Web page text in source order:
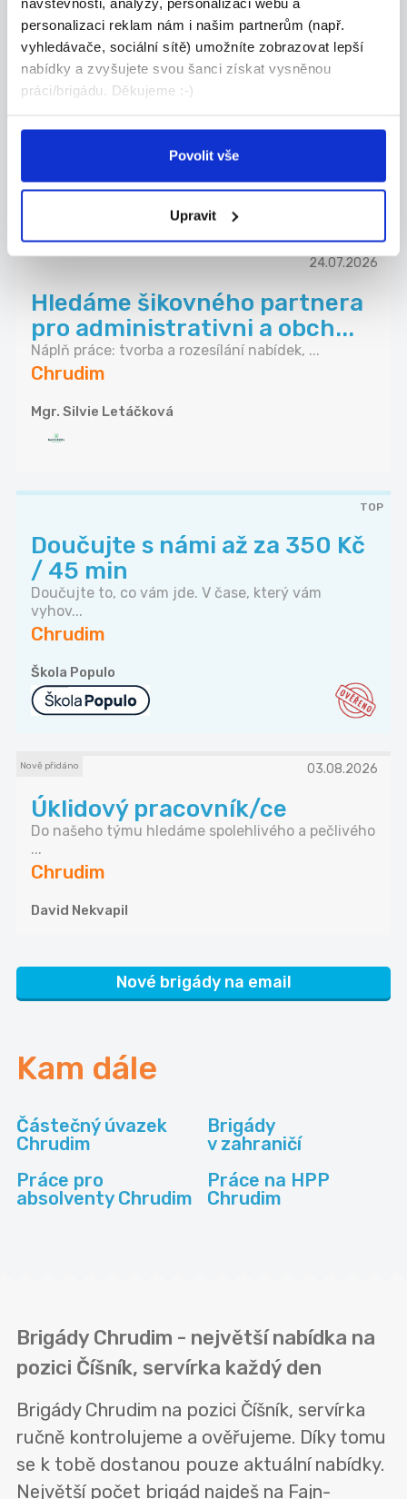
personalizaci reklam nám i našim partnerům (např.
vyhledávače, sociální sítě) umožníte zobrazovat lepší
nabídky a zvyšujete svou šanci získat vysněnou
práci/brigádu. Děkujeme :-)
Povolit vše
Upravit
Hledáme brigádníky do
prodejny PENNY Třemošnice
Do týmu v Třemošnici hledáme spolehlivé
Třemošnice
24.07.2026
Hledáme šikovného partnera
pro administrativni a obch...
Náplň práce: tvorba a rozesílání nabídek, ...
Chrudim
Mgr. Silvie Letáčková
TOP
Doučujte s námi až za 350 Kč
/ 45 min
Doučujte to, co vám jde. V čase, který vám
vyhov...
Chrudim
Škola Populo
Nově přidáno 03.08.2026
Úklidový pracovník/ce
Do našeho týmu hledáme spolehlivého a pečlivého
...
Chrudim
David Nekvapil
Nové brigády na email
Kam dále
Částečný úvazek
Chrudim
Brigády
v zahraničí
Práce pro
absolventy Chrudim
Práce na HPP
Chrudim
Brigády Chrudim - největší nabídka na
pozici Číšník, servírka každý den
Brigády Chrudim na pozici Číšník, servírka
ručně kontrolujeme a ověřujeme. Díky tomu
se k tobě dostanou pouze aktuální nabídky.
Největší počet brigád najdeš na Fajn-